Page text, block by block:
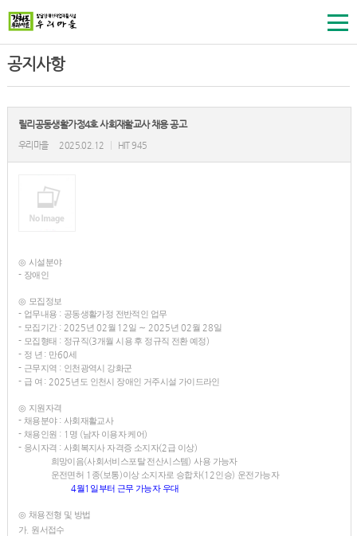
공지사항
릴리공동생활가정4호 사회재활교사 채용 공고
우리마을 2025.02.12 HIT 945
◎ 시설분야
- 장애인
◎ 모집정보
- 업무내용 : 공동생활가정 전반적인 업무
- 모집기간 : 2025년 02월 12일 ∼ 2025년02월 28일
- 모집형태 : 정규직(3개월 시용 후 정규직 전환 예정)
- 정 년 : 만60세
- 근무지역 : 인천광역시 강화군
- 급 여 : 2025년도 인천시 장애인 거주시설 가이드라인
◎ 지원자격
- 채용분야 : 사회재활교사
- 채용인원 : 1 명 (남자 이용자 케어)
- 응시자격 : 사회복지사 자격증 소지자(2급 이상)
희망이음(사회서비스포탈 전산시스템) 사용 가능자
운전면허 1 종(보통)이상 소지자로 승합차(12인승) 운전가능자
4월1 일부터 근무 가능자 우대
◎ 채용전형 및 방법
가. 원서접수